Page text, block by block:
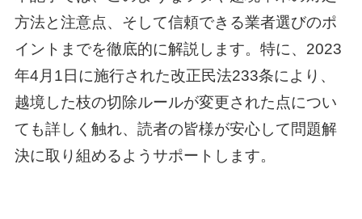
方法と注意点、そして信頼できる業者選びのポ
イントまでを徹底的に解説します。特に、2023
年4月1日に施行された改正民法233条により、
越境した枝の切除ルールが変更された点につい
ても詳しく触れ、読者の皆様が安心して問題解
決に取り組めるようサポートします。